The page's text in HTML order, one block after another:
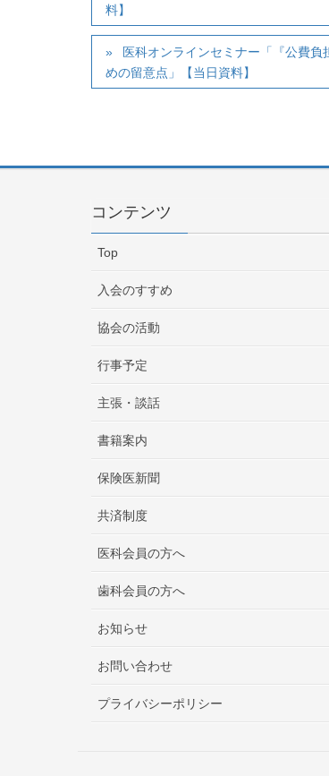
料】
医科オンラインセミナー「『公費
めの留意点」【当日資料】
コンテンツ
Top
入会のすすめ
協会の活動
行事予定
主張・談話
書籍案内
保険医新聞
共済制度
医科会員の方へ
歯科会員の方へ
お知らせ
お問い合わせ
プライバシーポリシー